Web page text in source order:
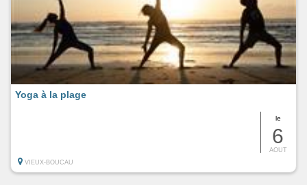
le
6
AOUT
Yoga à la plage
VIEUX-BOUCAU